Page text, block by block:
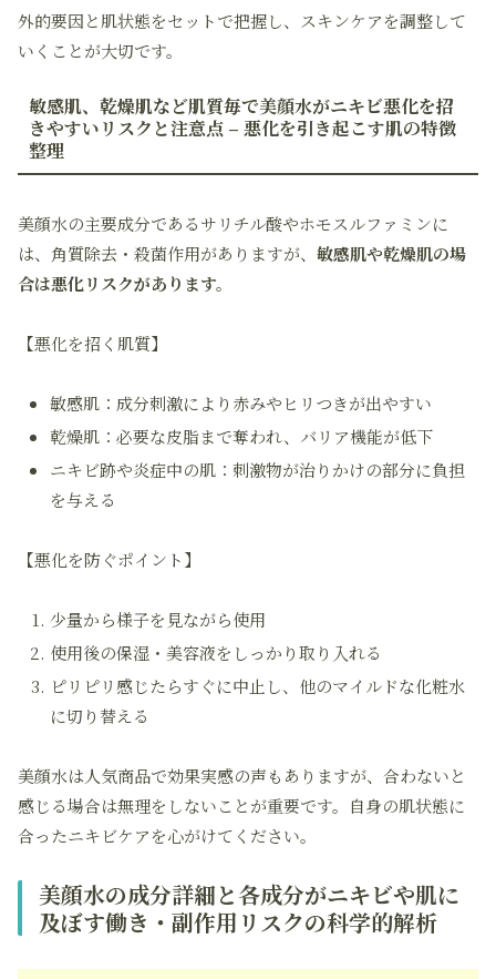
外的要因と肌状態をセットで把握し、スキンケアを調整して
いくことが大切です。
敏感肌、乾燥肌など肌質毎で美顔水がニキビ悪化を招
きやすいリスクと注意点 – 悪化を引き起こす肌の特徴
整理
美顔水の主要成分であるサリチル酸やホモスルファミンに
は、角質除去・殺菌作用がありますが、 敏感肌や乾燥肌の場
合は悪化リスクがあります。
【悪化を招く肌質】
敏感肌：成分刺激により赤みやヒリつきが出やすい
乾燥肌：必要な皮脂まで奪われ、バリア機能が低下
ニキビ跡や炎症中の肌：刺激物が治りかけの部分に負担
を与える
【悪化を防ぐポイント】
少量から様子を見ながら使用
使用後の保湿・美容液をしっかり取り入れる
ピリピリ感じたらすぐに中止し、他のマイルドな化粧水
に切り替える
美顔水は人気商品で効果実感の声もありますが、合わないと
感じる場合は無理をしないことが重要です。自身の肌状態に
合ったニキビケアを心がけてください。
美顔水の成分詳細と各成分がニキビや肌に
及ぼす働き・副作用リスクの科学的解析